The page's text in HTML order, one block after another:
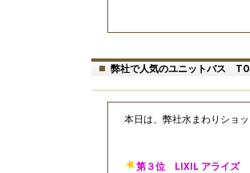
弊社で人気のユニットバス
本日は、弊社水まわりショ
第３位 LIXIL アライズ